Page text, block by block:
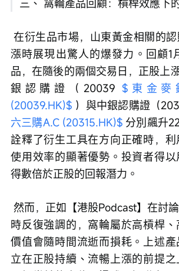
三、 窩輪產品回顧：槓桿效應下
在衍生品市場，山東黃金相關的認購證曾在正股上
漲時展現出驚人的爆發力。回顧1
品，在隨後的兩個交易日，正股上
銀認購證（20039 $東金麥
(20039.HK)$ ）與中銀認購證（
六三購A.C (20315.HK)$ 分別飆升
詮釋了衍生工具在方向正確時，
使用效率的顯著優勢。投資者得
得數倍於正股的回報潛力。
時反復強調的，窩輪屬於高槓桿
價值會隨時間流逝而損耗。上述
立在正股持續、流暢上漲的前提